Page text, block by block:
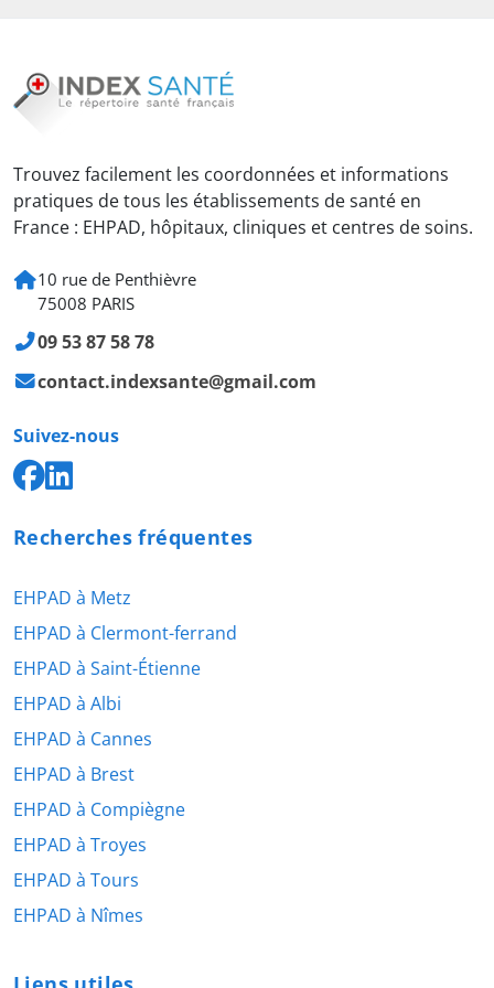
Trouvez facilement les coordonnées et informations
pratiques de tous les établissements de santé en
France : EHPAD, hôpitaux, cliniques et centres de soins.
10 rue de Penthièvre
75008 PARIS
09 53 87 58 78
contact.indexsante@gmail.com
Suivez-nous
Recherches fréquentes
EHPAD à Metz
EHPAD à Clermont-ferrand
EHPAD à Saint-Étienne
EHPAD à Albi
EHPAD à Cannes
EHPAD à Brest
EHPAD à Compiègne
EHPAD à Troyes
EHPAD à Tours
EHPAD à Nîmes